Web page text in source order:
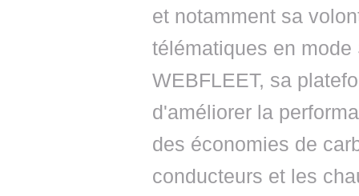
et notamment sa
télématiques en
WEBFLEET, sa
d'améliorer la
des économies de
conducteurs et les